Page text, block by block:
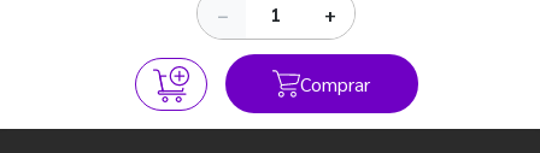
− +
Comprar